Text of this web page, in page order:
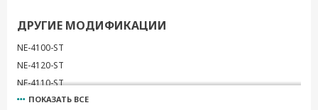
ДРУГИЕ МОДИФИКАЦИИ
NE-4100-ST
NE-4120-ST
NE-4110-ST
MiiNePort E1-ST (w/o Module)
ПОКАЗАТЬ ВСЕ